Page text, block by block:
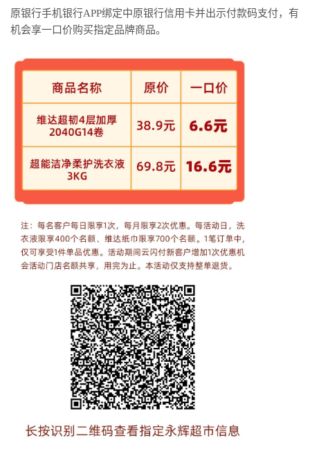
原银行手机银行APP绑定中原银行信用卡并出示付款码支付，有
机会享一口价购买指定品牌商品。